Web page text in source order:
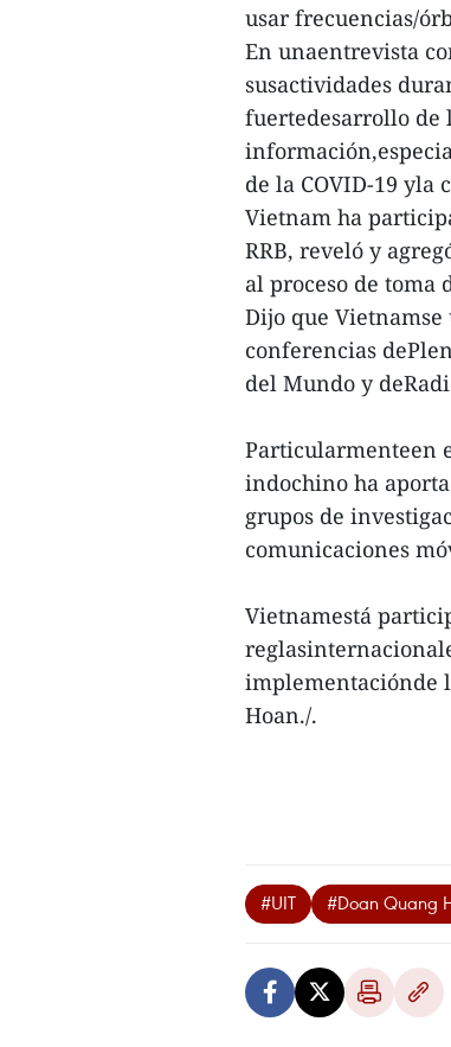
usar frecuencias/
En unaentrevista
susactividades
fuertedesarrollo de
de la COVID-19 yla
Vietnam ha
RRB, reveló y
al proceso de toma
Dijo que
conferencias
del Mundo y
Particularmenteen
indochino ha
grupos de
comunicaciones
Vietnamestá
implementaciónde
Hoan./.
#UIT #Doan Quang